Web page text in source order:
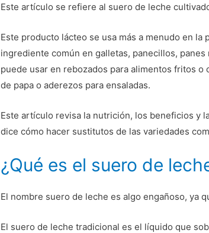
Este artículo se refiere al suero de leche
Este producto lácteo se usa más a menudo en la
ingrediente común en galletas, panecillos,
puede usar en rebozados para alimentos fritos o
de papa o aderezos para ensaladas.
Este artículo revisa la nutrición, los beneficios y
dice cómo hacer sustitutos de las variedades
¿Qué es el suero de
El nombre suero de leche es algo engañoso, ya
El suero de leche tradicional es el líquido que